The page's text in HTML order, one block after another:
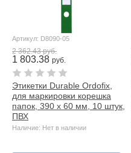
Артикул: D8090-05
2 362.43 руб.
1 803.38 руб.
Этикетки Durable Ordofix,
для маркировки корешка
папок, 390 х 60 мм, 10 штук,
ПВХ
Наличие: Нет в наличии